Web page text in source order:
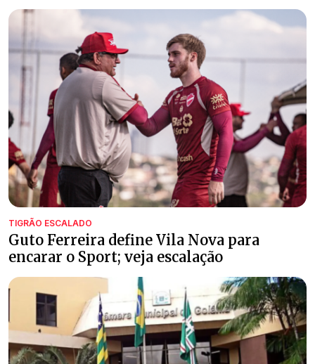
TIGRÃO ESCALADO
Guto Ferreira define Vila Nova para
encarar o Sport; veja escalação